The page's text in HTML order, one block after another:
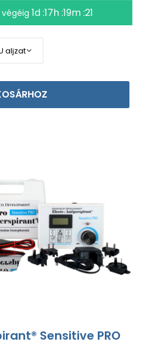
1d :17h :19m :20
Sensitive PRO